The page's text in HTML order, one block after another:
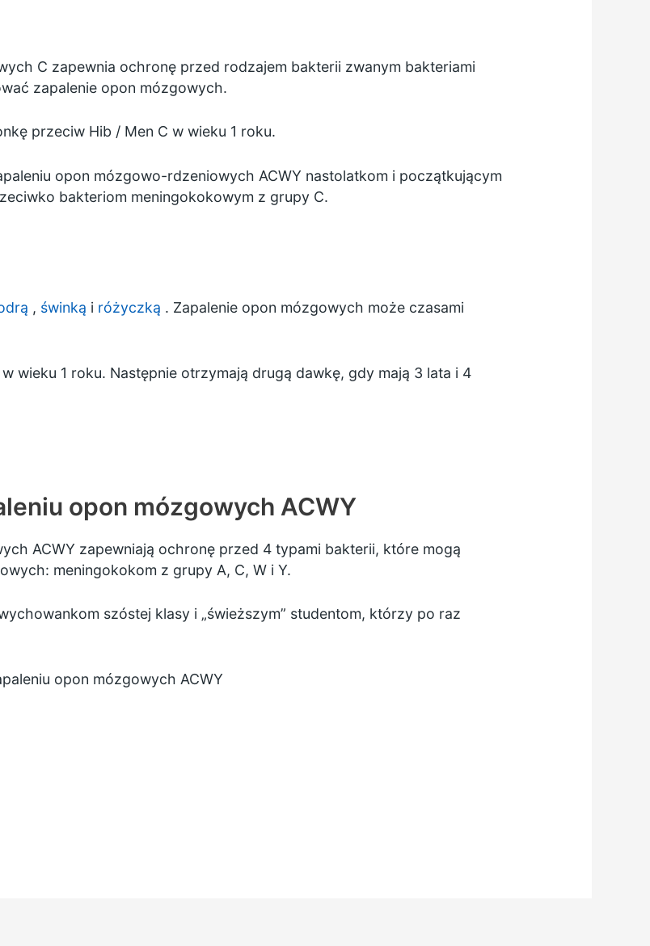
C zapewnia ochronę przed rodzajem bakterii zwanym bakteriami
zapalenie opon mózgowych.
przeciw Hib / Men C w wieku 1 roku.
opon mózgowo-rdzeniowych ACWY nastolatkom i początkującym
bakteriom meningokokowym z grupy C.
, świnką i różyczką . Zapalenie opon mózgowych może czasami
wieku 1 roku. Następnie otrzymają drugą dawkę, gdy mają 3 lata i 4
opon mózgowych ACWY
ACWY zapewniają ochronę przed 4 typami bakterii, które mogą
meningokokom z grupy A, C, W i Y.
szóstej klasy i „świeższym” studentom, którzy po raz
opon mózgowych ACWY